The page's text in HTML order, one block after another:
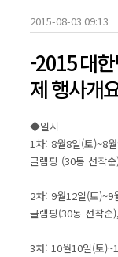
2015-08-03 09:13
-2015 대
제 행사개
◆일시
1차: 8월8일(토)~8
글램핑 (30동 선착
2차: 9월12일(토)~9
글램핑(30동 선착순
3차: 10월10일(토